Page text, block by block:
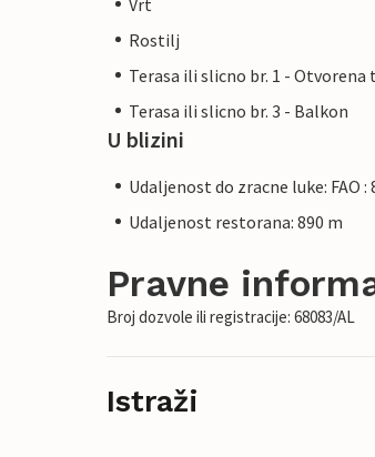
Rostilj
Terasa ili slicno br. 1 - Otvorena
Terasa ili slicno br. 3 - Balkon
U blizini
Udaljenost do zracne luke: FAO :
Udaljenost restorana: 890 m
Pravne
Broj dozvole ili registracije: 68083/AL
Istraži